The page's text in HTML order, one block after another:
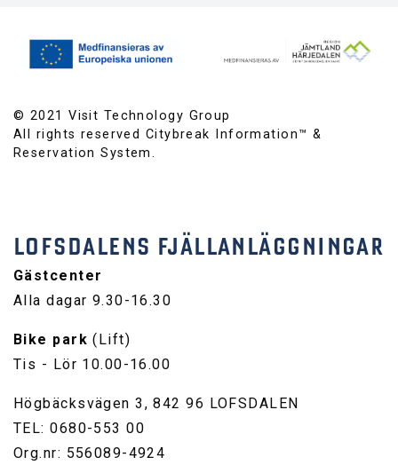
© 2021 Visit Technology Group
All rights reserved Citybreak Information™ &
Reservation System.
LOFSDALENS FJÄLLANLÄGGNINGAR
Gästcenter
Alla dagar 9.30-16.30
Bike park (Lift)
Tis - Lör 10.00-16.00
Högbäcksvägen 3, 842 96 LOFSDALEN
TEL: 0680-553 00
Org.nr: 556089-4924